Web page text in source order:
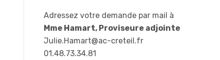
Adressez votre demande par mail à
Mme Hamart, Proviseure adjointe
Julie.Hamart@ac-creteil.fr
01.48.73.34.81